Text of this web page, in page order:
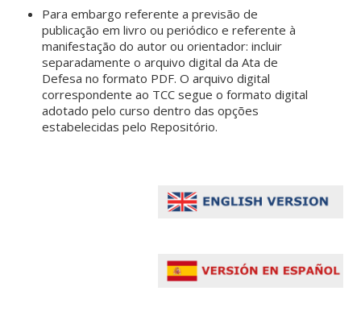
Para embargo referente a previsão de
publicação em livro ou periódico e referente à
manifestação do autor ou orientador: incluir
separadamente o arquivo digital da Ata de
Defesa no formato PDF. O arquivo digital
correspondente ao TCC segue o formato digital
adotado pelo curso dentro das opções
estabelecidas pelo Repositório.